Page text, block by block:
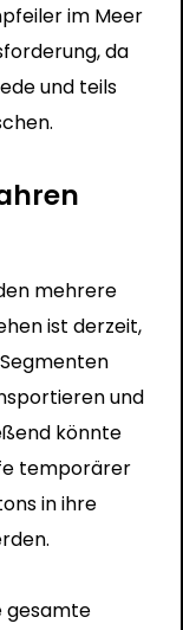
im Meer
da
und teils
mehrere
ist derzeit,
und
könnte
temporärer
in ihre
gesamte